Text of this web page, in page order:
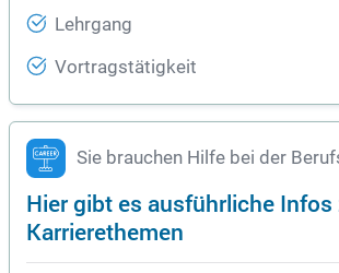
Lehrgang
Vortragstätigkeit
Sie brauchen Hilfe bei der
Hier gibt es ausführliche Infos
Karrierethemen